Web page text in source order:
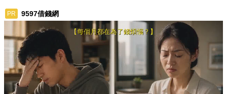
PR 9597借錢網